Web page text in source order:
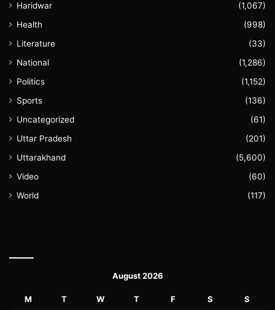
Haridwar
(1,067)
Health
(998)
Literature
(33)
National
(1,286)
Politics
(1,152)
Sports
(136)
Uncategorized
(61)
Uttar Pradesh
(201)
Uttarakhand
(5,600)
Video
(60)
World
(117)
August 2026
M T W T F S S